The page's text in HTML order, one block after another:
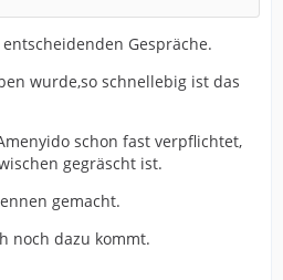
entscheidenden Gespräche.
wurde,so schnellebig ist das
schon fast verpflichtet,
gegräscht ist.
gemacht.
noch dazu kommt.